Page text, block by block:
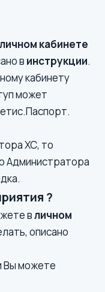
личном кабинете
в инструкции.
кабинету
может
.
ХС, то
Администратора
.
?
вличном
описано
Вы можете